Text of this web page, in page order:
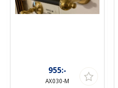
955:-
AX030-M